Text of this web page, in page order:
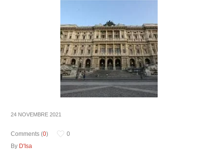
24 NOVEMBRE 2021
Comments (0)
0
By D'Isa